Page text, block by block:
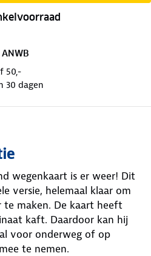
ANWB
50,-
30 dagen
wegenkaart is er weer! Dit
versie, helemaal klaar om
te maken. De kaart heeft
kaft. Daardoor kan hij
voor onderweg of op
te nemen.